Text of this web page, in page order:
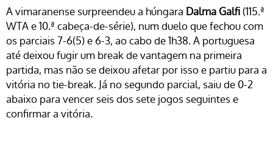
A vimaranense surpreendeu a húngara Dalma Galfi(115.ª
WTA e 10.ª cabeça-de-série), num duelo que fechou com
os parciais 7-6(5) e 6-3, ao cabo de 1h38. A portuguesa
até deixou fugir um break de vantagem na primeira
partida, mas não se deixou afetar por isso e partiu para a
vitória no tie-break. Já no segundo parcial, saiu de 0-2
abaixo para vencer seis dos sete jogos seguintes e
confirmar a vitória.